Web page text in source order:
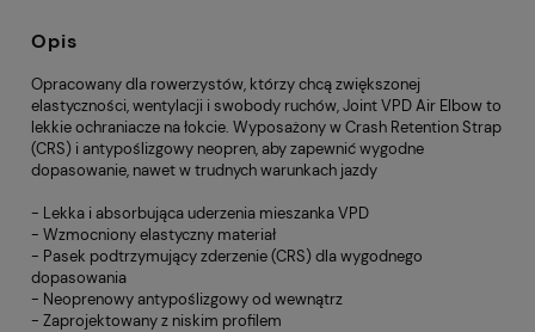
Opis
Opracowany dla rowerzystów, którzy chcą zwiększonej
elastyczności, wentylacji i swobody ruchów, Joint VPD Air Elbow to
lekkie ochraniacze na łokcie. Wyposażony w Crash Retention Strap
(CRS) i antypoślizgowy neopren, aby zapewnić wygodne
dopasowanie, nawet w trudnych warunkach jazdy
- Lekka i absorbująca uderzenia mieszanka VPD
- Wzmocniony elastyczny materiał
- Pasek podtrzymujący zderzenie (CRS) dla wygodnego
dopasowania
- Neoprenowy antypoślizgowy od wewnątrz
- Zaprojektowany z niskim profilem